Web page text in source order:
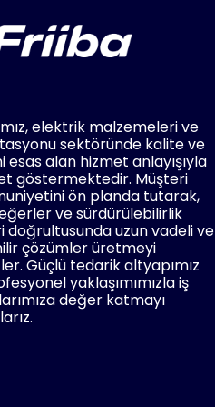
elektrik malzemeleri ve
sektöründe kalite ve
esas alan hizmet anlayışıyla
göstermektedir. Müşteri
ön planda tutarak,
ve sürdürülebilirlik
doğrultusunda uzun vadeli ve
çözümler üretmeyi
Güçlü tedarik altyapımız
yaklaşımımızla iş
değer katmayı